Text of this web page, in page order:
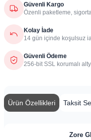
Güvenli Kargo
Özenli paketleme,
Kolay İade
14 gün içinde koşulsuz
Güvenli Ödeme
256-bit SSL korumalı
Ürün Özellikleri Taksit
Zore